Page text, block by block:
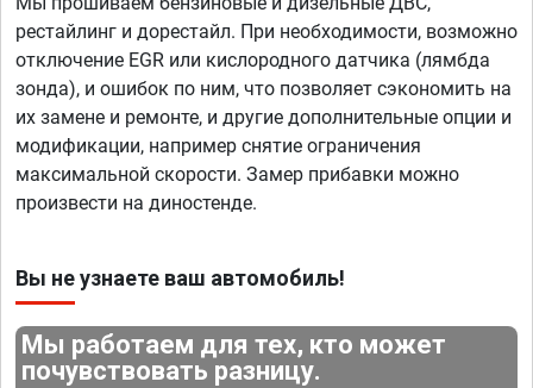
рестайлинг и дорестайл. При необходимости, возможно
отключение EGR или кислородного датчика (лямбда
зонда), и ошибок по ним, что позволяет сэкономить на
их замене и ремонте, и другие дополнительные опции и
модификации, например снятие ограничения
максимальной скорости. Замер прибавки можно
произвести на диностенде.
Вы не узнаете ваш автомобиль!
Мы работаем для тех, кто может
почувствовать разницу.